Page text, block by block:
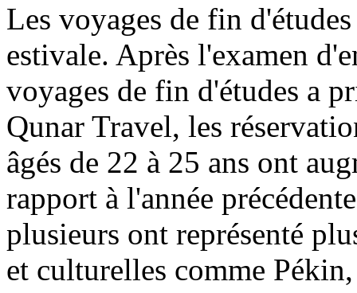
Les voyages de fin
estivale. Après l'examen
voyages de fin d'études a
Qunar Travel, les
âgés de 22 à 25 ans ont
rapport à l'année
plusieurs ont représenté
et culturelles comme